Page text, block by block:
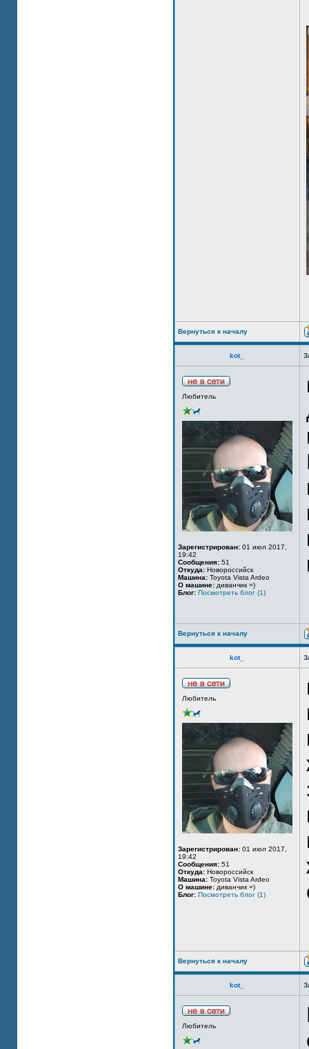
Вернуться к началу
kot_
Любитель
Зарегистрирован: 01 июл 2017,
19:42
Сообщения: 51
Откуда: Новороссийск
Машина: Toyota Vista Ardeo
О машине: диванчик =)
Блог: Посмотреть блог (1)
Вернуться к началу
kot_
Любитель
Зарегистрирован: 01 июл 2017,
19:42
Сообщения: 51
Откуда: Новороссийск
Машина: Toyota Vista Ardeo
О машине: диванчик =)
Блог: Посмотреть блог (1)
Вернуться к началу
kot_
Любитель